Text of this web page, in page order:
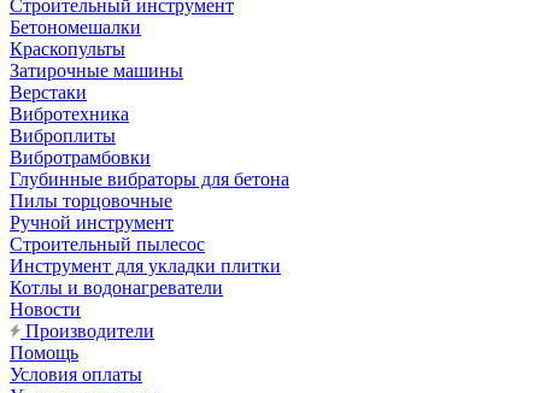
Строительный инструмент
Бетономешалки
Краскопульты
Затирочные машины
Верстаки
Вибротехника
Виброплиты
Вибротрамбовки
Глубинные вибраторы для бетона
Пилы торцовочные
Ручной инструмент
Строительный пылесос
Инструмент для укладки плитки
Котлы и водонагреватели
Новости
Производители
Помощь
Условия оплаты